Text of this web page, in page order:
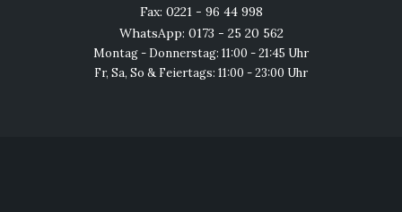
Fax: 0221 - 96 44 998
WhatsApp: 0173 - 25 20 562
Montag - Donnerstag: 11:00 - 21:45 Uhr
Fr, Sa, So & Feiertags: 11:00 - 23:00 Uhr